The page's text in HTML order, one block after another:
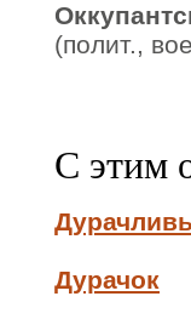
(полит.,
С этим
Дурачок